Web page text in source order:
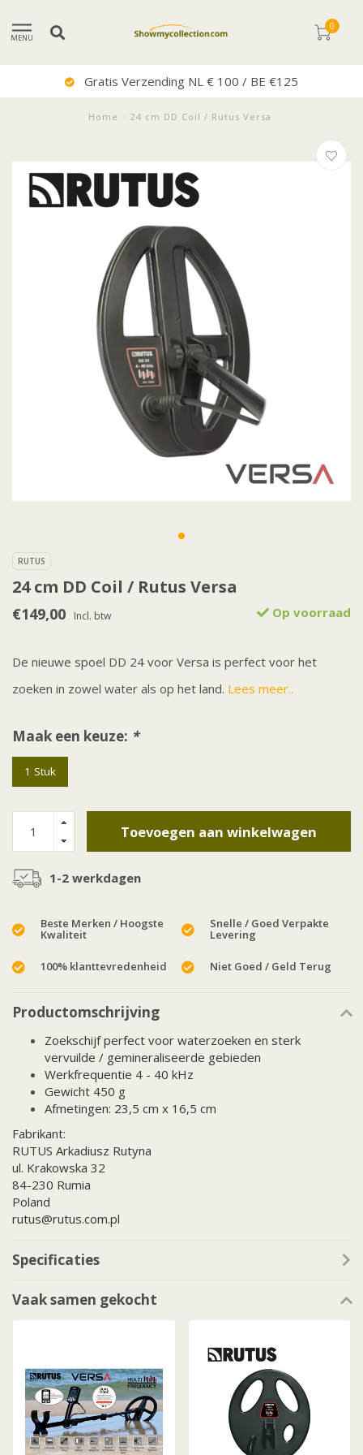
MENU
0
Gratis Verzending NL € 100 / BE €125
Home 24 cm DD Coil / Rutus Versa
RUTUS
24 cm DD Coil / Rutus Versa
€149,00 Incl. btw Op voorraad
De nieuwe spoel DD 24 voor Versa is perfect voor het
zoeken in zowel water als op het land. Lees meer..
Maak een keuze: *
1 Stuk
Toevoegen aan winkelwagen
1-2 werkdagen
Beste Merken / Hoogste
Kwaliteit
Snelle / Goed Verpakte
Levering
100% klanttevredenheid Niet Goed / Geld Terug
Productomschrijving
Zoekschijf perfect voor waterzoeken en sterk
vervuilde / gemineraliseerde gebieden
Werkfrequentie 4 - 40 kHz
Gewicht 450 g
Afmetingen: 23,5 cm x 16,5 cm
Fabrikant:
RUTUS Arkadiusz Rutyna
ul. Krakowska 32
84-230 Rumia
Poland
rutus@rutus.com.pl
Specificaties
Vaak samen gekocht